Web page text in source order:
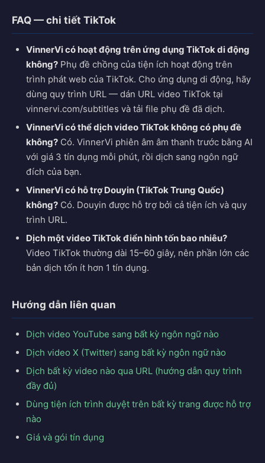
FAQ — chi tiết TikTok
VinnerVi có hoạt động trên ứng dụng TikTok di động
không? Phụ đề chồng của tiện ích hoạt động trên
trình phát web của TikTok. Cho ứng dụng di động, hãy
dùng quy trình URL — dán URL video TikTok tại
vinnervi.com/subtitles và tải file phụ đề đã dịch.
VinnerVi có thể dịch video TikTok không có phụ đề
không? Có. VinnerVi phiên âm âm thanh trước bằng AI
với giá 3 tín dụng mỗi phút, rồi dịch sang ngôn ngữ
đích của bạn.
VinnerVi có hỗ trợ Douyin (TikTok Trung Quốc)
không? Có. Douyin được hỗ trợ bởi cả tiện ích và quy
trình URL.
Dịch một video TikTok điển hình tốn bao nhiêu?
Video TikTok thường dài 15–60 giây, nên phần lớn các
bản dịch tốn ít hơn 1 tín dụng.
Hướng dẫn liên quan
Dịch video YouTube sang bất kỳ ngôn ngữ nào
Dịch video X (Twitter) sang bất kỳ ngôn ngữ nào
Dịch bất kỳ video nào qua URL (hướng dẫn quy trình
đầy đủ)
Dùng tiện ích trình duyệt trên bất kỳ trang được hỗ trợ
nào
Giá và gói tín dụng